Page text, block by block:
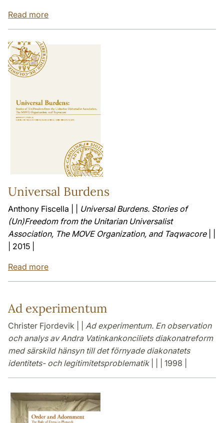
Read more
Universal Burdens
Anthony Fiscella | | Universal Burdens. Stories of
(Un)Freedom from the Unitarian Universalist
Association, The MOVE Organization, and Taqwacore| |
| 2015 |
Read more
Ad experimentum
Christer Fjordevik | | Ad experimentum. En observation
och analys av Andra Vatinkankonciliets diakonatreform
med särskild hänsyn till det förnyade diakonatets
identitets- och legitimitetsproblematik| | | 1998 |